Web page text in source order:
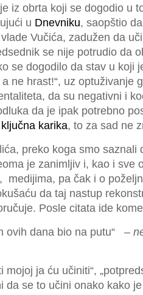
iz obrta koji se dogodio u
u Dnevniku, saopštio
Vučića, zadužen da
se nije potrudio da
se dogodilo da stav u koji
ne hrast!“, uz optuživanje
da su negativni i
da je ipak potrebno
ključna karika, to za sad ne
preko koga smo saznali
je zanimljiv i, kao i sve
medijima, pa čak i o
da taj nastup
Posle citata ide
ovih dana bio na putu“
–
mojoj ja ću učiniti“,
da se to učini onako kako je